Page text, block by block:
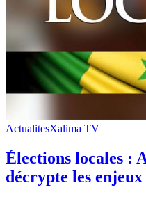
ActualitesXalima TV
Élections locales :
décrypte les